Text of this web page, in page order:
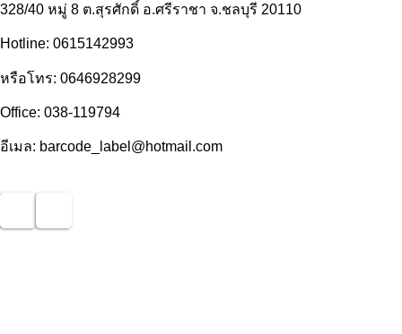
328/40 หมู่ 8 ต.สุรศักดิ์ อ.ศรีราชา จ.ชลบุรี 20110
Hotline: 0615142993
หรือโทร: 0646928299
Office: 038-119794
อีเมล: barcode_label@hotmail.com